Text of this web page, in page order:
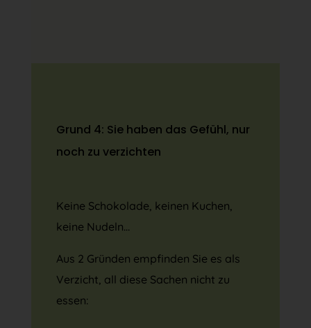
Grund 4: Sie haben das Gefühl, nur
noch zu verzichten
Keine Schokolade, keinen Kuchen,
keine Nudeln…
Aus 2 Gründen empfinden Sie es als
Verzicht, all diese Sachen nicht zu
essen: